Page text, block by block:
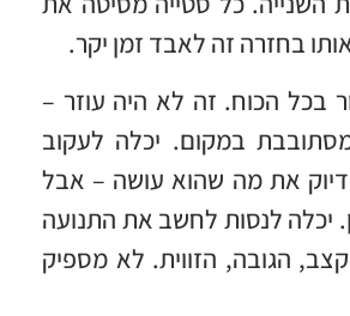
בחזרה זה לאבד זמן יקר.
בכל הכוח. זה לא היה עוזר –
במקום. יכלה לעקוב
את מה שהוא עושה – אבל
יכלה לנסות לחשב את התנועה
הגובה, הזווית. לא מספיק